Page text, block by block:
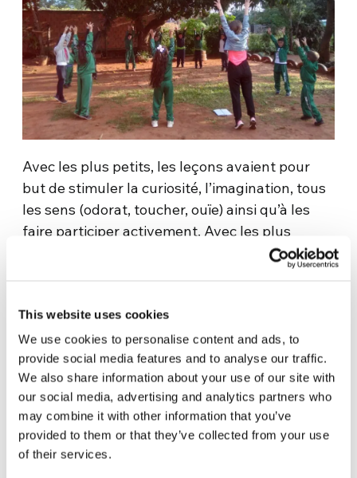
This website uses cookies
We use cookies to personalise content and ads, to
provide social media features and to analyse our traffic.
We also share information about your use of our site with
our social media, advertising and analytics partners who
may combine it with other information that you’ve
provided to them or that they’ve collected from your use
of their services.
Avec les plus petits, les leçons avaient pour
but de stimuler la curiosité, l’imagination, tous
les sens (odorat, toucher, ouïe) ainsi qu’à les
faire participer activement. Avec les plus
grands c’était la gymnastique visant la
coordination, l’esprit d’équipe, la collaboration,
d’anglais et de géographie (au moins pour leur
faire comprendre d’où je venais !). Quand les
enfants me demandaient « Prof. Martina
quand avons-nous des leçons avec toi? »,
« Prof. Martina, tu n’as pas ton carnet, ça veut
dire qu’il n’y a pas de gymnastique
aujourd’hui ?», « Prof. Martina, t’assieds-tu à